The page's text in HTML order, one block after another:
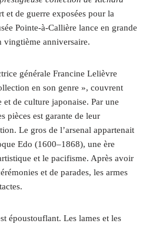
et de guerre exposées pour la
Pointe-à-Callière lance en grande
vingtième anniversaire.
générale Francine Lelièvre
en son genre », couvrent
de culture japonaise. Par une
pièces est garante de leur
Le gros de l’arsenal appartenait
Edo (1600–1868), une ère
et le pacifisme. Après avoir
et de parades, les armes
époustouflant. Les lames et les